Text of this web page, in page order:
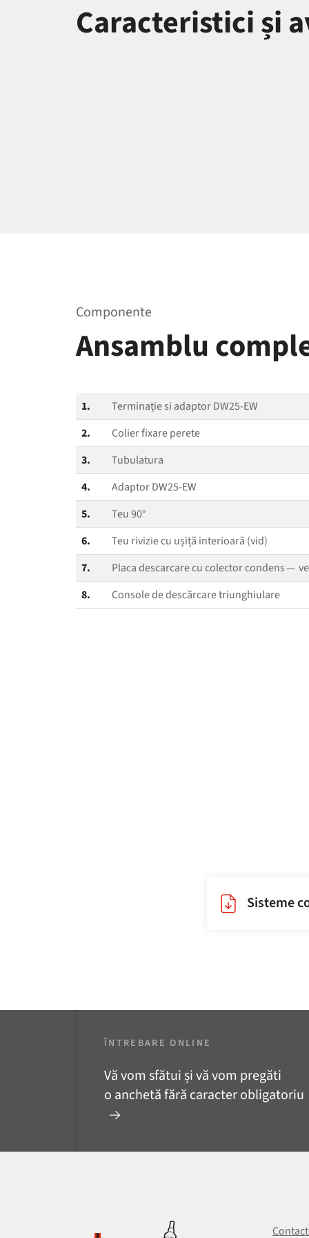
Caracteristici și
Componente
Ansamblu
1.
Terminație si adaptor DW25-EW
2.
Colier fixare perete
3.
Tubulatura
4.
Adaptor DW25-EW
5.
Teu 90°
6.
Teu rivizie cu ușiță interioară (vid)
7.
Placa descarcare cu colector condens —
8.
Console de descărcare triunghiulare
Sisteme
ÎNTREBARE ONLINE
Vă vom sfătui și vă vom pregăti
o anchetă fără caracter obligatoriu